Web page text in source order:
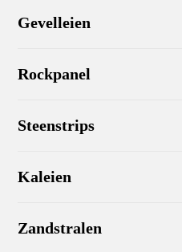
Gevelleien
Rockpanel
Steenstrips
Kaleien
Zandstralen